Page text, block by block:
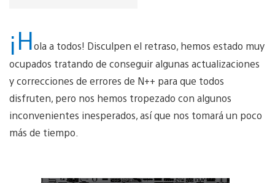
¡Hola a todos! Disculpen el retraso, hemos estado muy
ocupados tratando de conseguir algunas actualizaciones
y correcciones de errores de N++ para que todos
disfruten, pero nos hemos tropezado con algunos
inconvenientes inesperados, así que nos tomará un poco
más de tiempo.